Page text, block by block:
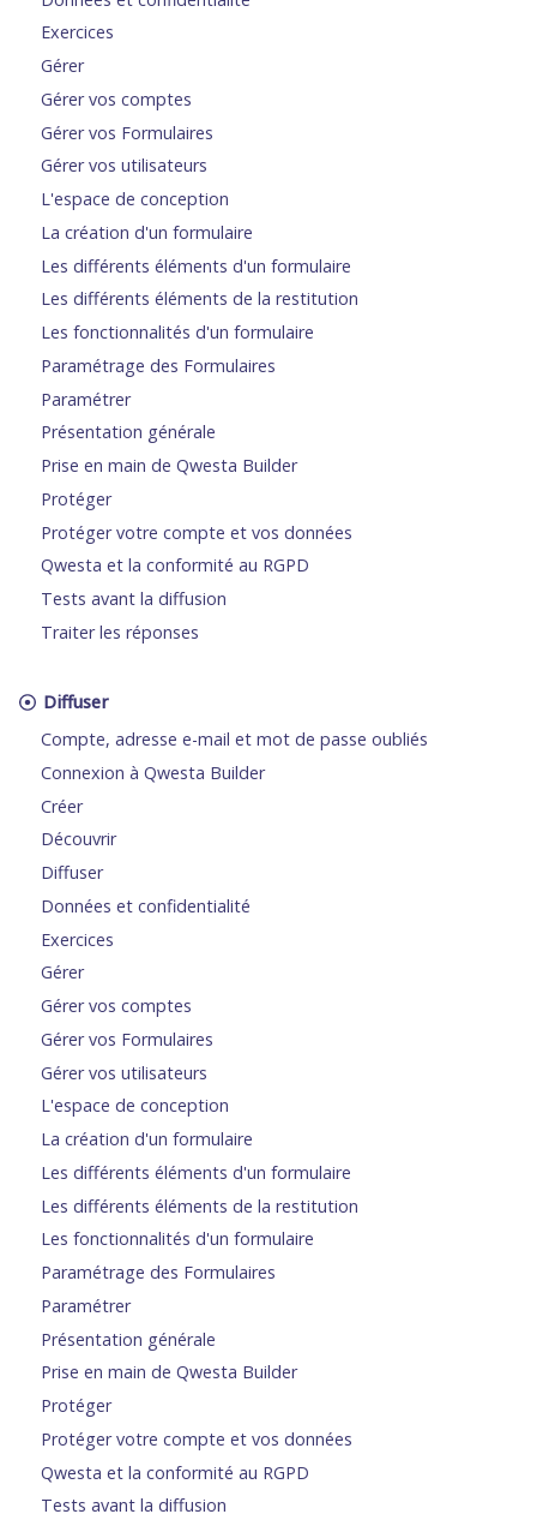
Exercices
Gérer
Gérer vos comptes
Gérer vos Formulaires
Gérer vos utilisateurs
L'espace de conception
La création d'un formulaire
Les différents éléments d'un formulaire
Les différents éléments de la restitution
Les fonctionnalités d'un formulaire
Paramétrage des Formulaires
Paramétrer
Présentation générale
Prise en main de Qwesta Builder
Protéger
Protéger votre compte et vos données
Qwesta et la conformité au RGPD
Tests avant la diffusion
Traiter les réponses
Diffuser
Compte, adresse e-mail et mot de passe oubliés
Connexion à Qwesta Builder
Créer
Découvrir
Diffuser
Données et confidentialité
Exercices
Gérer
Gérer vos comptes
Gérer vos Formulaires
Gérer vos utilisateurs
L'espace de conception
La création d'un formulaire
Les différents éléments d'un formulaire
Les différents éléments de la restitution
Les fonctionnalités d'un formulaire
Paramétrage des Formulaires
Paramétrer
Présentation générale
Prise en main de Qwesta Builder
Protéger
Protéger votre compte et vos données
Qwesta et la conformité au RGPD
Tests avant la diffusion